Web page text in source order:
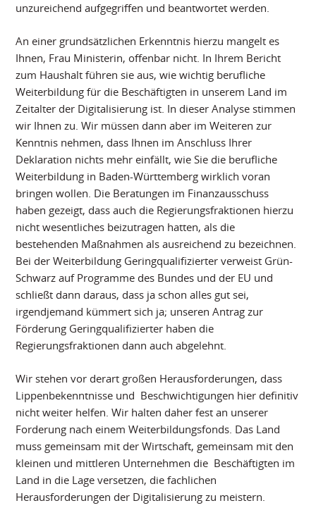
unzureichend aufgegriffen und beantwortet werden.
An einer grundsätzlichen Erkenntnis hierzu mangelt es
Ihnen, Frau Ministerin, offenbar nicht. In Ihrem Bericht
zum Haushalt führen sie aus, wie wichtig berufliche
Weiterbildung für die Beschäftigten in unserem Land im
Zeitalter der Digitalisierung ist. In dieser Analyse stimmen
wir Ihnen zu. Wir müssen dann aber im Weiteren zur
Kenntnis nehmen, dass Ihnen im Anschluss Ihrer
Deklaration nichts mehr einfällt, wie Sie die berufliche
Weiterbildung in Baden-Württemberg wirklich voran
bringen wollen. Die Beratungen im Finanzausschuss
haben gezeigt, dass auch die Regierungsfraktionen hierzu
nicht wesentliches beizutragen hatten, als die
bestehenden Maßnahmen als ausreichend zu bezeichnen.
Bei der Weiterbildung Geringqualifizierter verweist Grün-
Schwarz auf Programme des Bundes und der EU und
schließt dann daraus, dass ja schon alles gut sei,
irgendjemand kümmert sich ja; unseren Antrag zur
Förderung Geringqualifizierter haben die
Regierungsfraktionen dann auch abgelehnt.
Wir stehen vor derart großen Herausforderungen, dass
Lippenbekenntnisse und Beschwichtigungen hier definitiv
nicht weiter helfen. Wir halten daher fest an unserer
Forderung nach einem Weiterbildungsfonds. Das Land
muss gemeinsam mit der Wirtschaft, gemeinsam mit den
kleinen und mittleren Unternehmen die Beschäftigten im
Land in die Lage versetzen, die fachlichen
Herausforderungen der Digitalisierung zu meistern.